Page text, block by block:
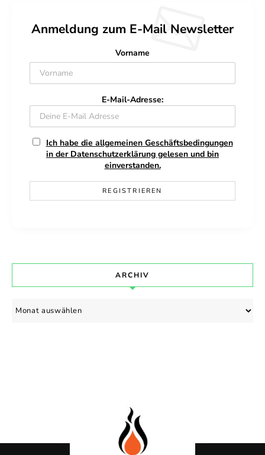
Anmeldung zum E-Mail Newsletter
Vorname
E-Mail-Adresse:
Ich habe die allgemeinen Geschäftsbedingungen
in der Datenschutzerklärung gelesen und bin
einverstanden.
ARCHIV
Archiv